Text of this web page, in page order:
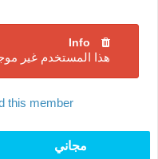
هذا المستخدم غير
this member
مجاني